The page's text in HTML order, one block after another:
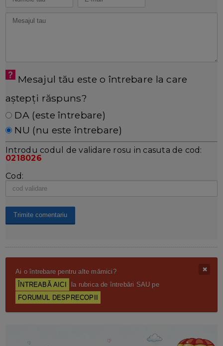
Mesajul tău este o întrebare la care
aștepți răspuns?
DA (este întrebare)
NU (nu este întrebare)
Introdu codul de validare rosu in casuta de cod:
0218026
Cod:
Ai o întrebare pentru alte mămici?
ÎNTREABĂ AICI
la rubrica de întrebări SAU pe
FORUMUL DESPRECOPII